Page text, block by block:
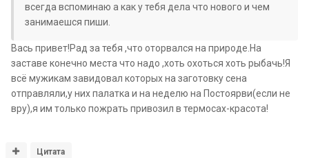
всегда вспоминаю а как у тебя дела что нового и чем
занимаешся пиши.
Вась привет!Рад за тебя ,что оторвался на природе.На
заставе конечно места что надо ,хоть охоться хоть рыбачь!Я
всё мужикам завидовал которых на заготовку сена
отправляли,у них палатка и на неделю на Постоярви(если не
вру),я им только пожрать привозил в термосах-красота!
Цитата